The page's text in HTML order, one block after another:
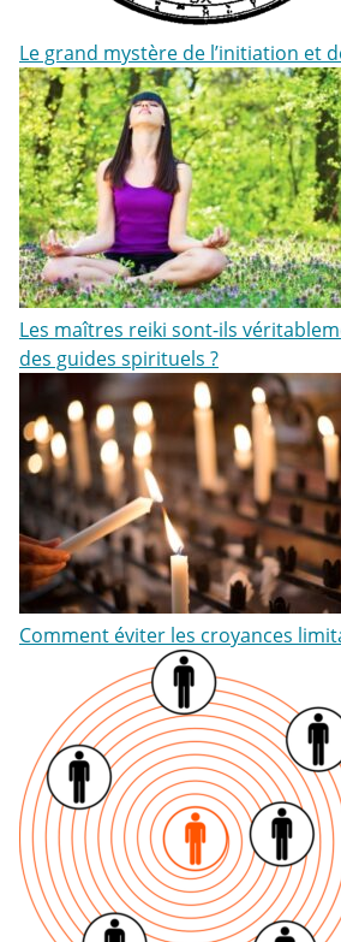
Le grand mystère de l’initiation et
Les maîtres reiki sont-ils
des guides spirituels ?
Comment éviter les croyances